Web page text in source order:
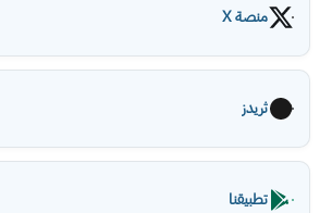
منصة X
ثريدز
تطبيقنا